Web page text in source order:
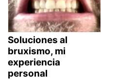
Soluciones al
bruxismo, mi
experiencia
personal